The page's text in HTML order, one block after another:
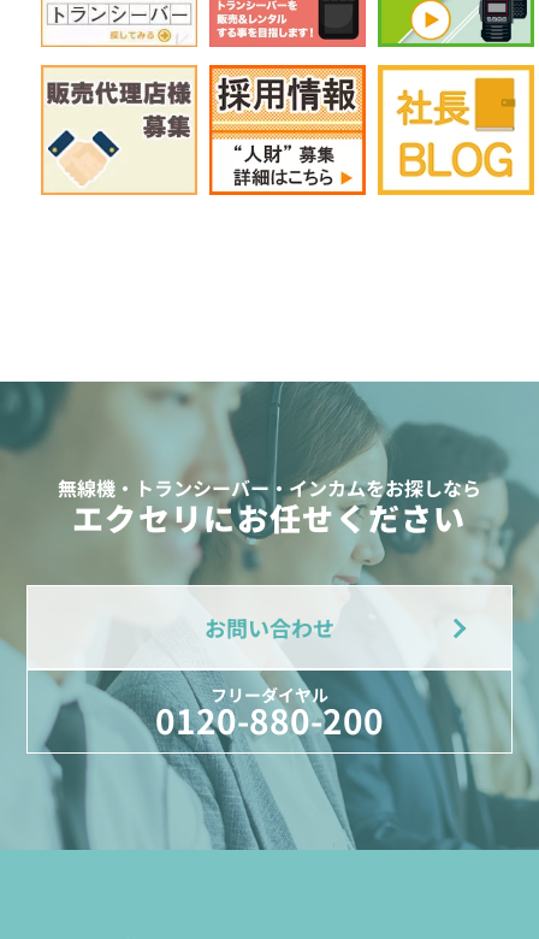
定価:オープン価格
※EK-567F-VX
※2.5φイヤホン付き
EK-567LS
定価:オープン価格
※イヤホンジャックサイズΦ2.5mm
EK-567LSF
防水イヤホンマイク(ロックスイッチ+風防)
無線機・トランシーバー・インカムをお探しなら
エクセリにお任せください
お問い合わせ
フリーダイヤル
0120-880-200